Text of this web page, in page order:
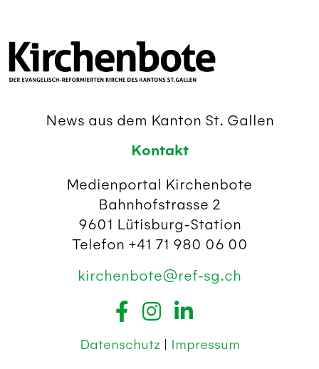
News aus dem Kanton St. Gallen
Kontakt
Medienportal Kirchenbote
Bahnhofstrasse 2
9601 Lütisburg-Station
Telefon +41 71 980 06 00
kirchenbote@ref-sg.ch
Datenschutz | Impressum